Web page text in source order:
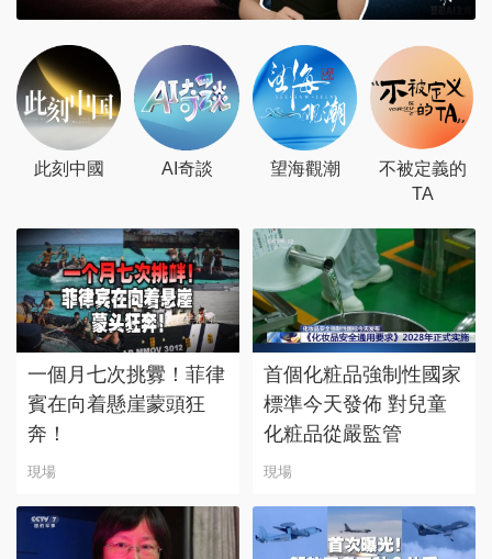
此刻中國 AI奇談 望海觀潮
不被定義的
TA
一個月七次挑釁！菲律
賓在向着懸崖蒙頭狂
奔！
現場
首個化粧品強制性國家
標準今天發佈 對兒童
化粧品從嚴監管
現場